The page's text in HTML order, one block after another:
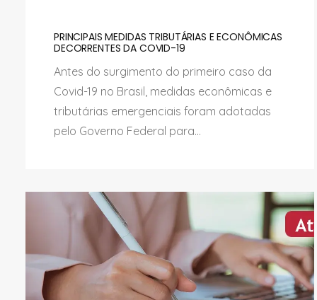
PRINCIPAIS MEDIDAS TRIBUTÁRIAS E ECONÔMICAS
DECORRENTES DA COVID-19
Antes do surgimento do primeiro caso da
Covid-19 no Brasil, medidas econômicas e
tributárias emergenciais foram adotadas
pelo Governo Federal para...